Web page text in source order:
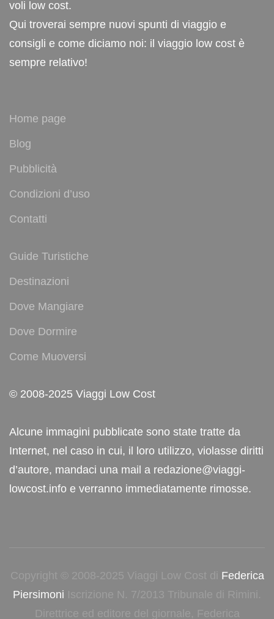
voli low cost.
Qui troverai sempre nuovi spunti di viaggio e
consigli e come diciamo noi: il viaggio low cost è
sempre relativo!
Home page
Blog
Pubblicità
Condizioni d’uso
Contatti
Guide Turistiche
Destinazioni
Dove Mangiare
Dove Dormire
Come Muoversi
© 2008-2025 Viaggi Low Cost
Alcune immagini pubblicate sono state tratte da
Internet, nel caso in cui, il loro utilizzo, violasse diritti
d’autore, mandaci una mail a redazione@viaggi-
lowcost.info e verranno immediatamente rimosse.
Copyright © 2008-2025 Viaggi Low Cost di Federica
Piersimoni Iscrizione N. 7/2013 Tribunale di Rimini.
Direttrice ed editore del giornale, Federica